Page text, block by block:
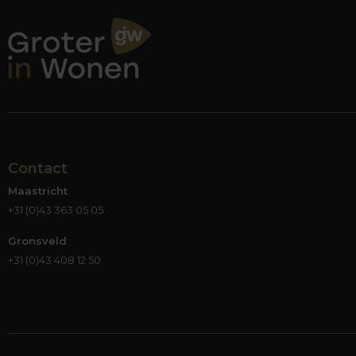
Mooie materialen maken de bank
Bij de aanschaf van een nieuwe bank
gebruiksvriendelijkheid en luxe uitstraling
leer benaderen of in sommige opzichten
vierkant? Strak of klassiek? Het zijn de
kiest; bij Groter in Wonen hebben we de
Je kunt als een blok vallen voor een van de
kleur, de bekleding en het onderstel van je
plaatst, hij staat altijd goed. Het is toch
Contact
Maastricht
+31 (0)43 363 05 05
Gronsveld
+31 (0)43 408 12 50